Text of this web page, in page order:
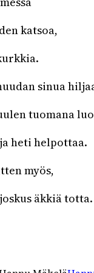
katsoa,
sinua
tuomana
heti helpottaa.
myös,
äkkiä totta.